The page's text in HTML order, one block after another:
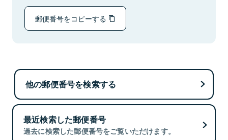
郵便番号をコピーする
他の郵便番号を検索する
最近検索した郵便番号
過去に検索した郵便番号をご覧いただけます。